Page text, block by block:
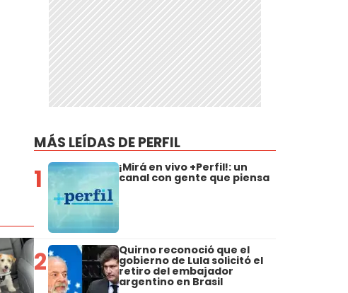
MÁS LEÍDAS DE PERFIL
1 ¡Mirá en vivo +Perfil!: un
canal con gente que piensa
2 Quirno reconoció que el
gobierno de Lula solicitó el
retiro del embajador
argentino en Brasil